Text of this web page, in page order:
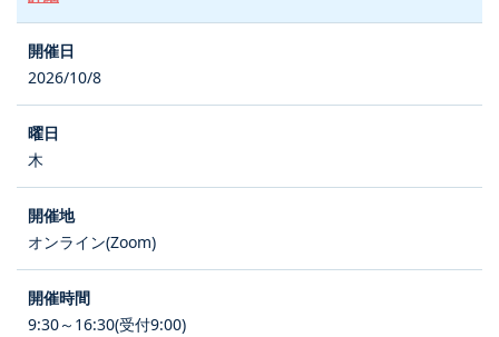
2026/10/8
木
オンライン(Zoom)
9:30～16:30(受付9:00)